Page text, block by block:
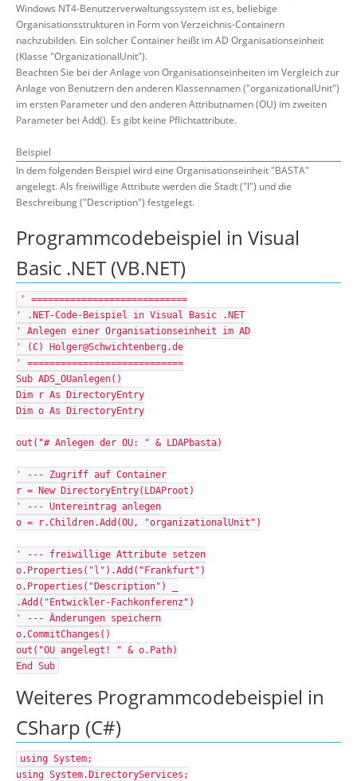
Windows NT4-Benutzerverwaltungssystem ist es, beliebige
Organisationsstrukturen in Form von Verzeichnis-Containern
nachzubilden. Ein solcher Container heißt im AD Organisationseinheit
(Klasse "OrganizationalUnit").
Beachten Sie bei der Anlage von Organisationseinheiten im Vergleich zur
Anlage von Benutzern den anderen Klassennamen ("organizationalUnit")
im ersten Parameter und den anderen Attributnamen (OU) im zweiten
Parameter bei Add(). Es gibt keine Pflichtattribute.
Beispiel
In dem folgenden Beispiel wird eine Organisationseinheit "BASTA"
angelegt. Als freiwillige Attribute werden die Stadt ("l") und die
Beschreibung ("Description") festgelegt.
Programmcodebeispiel in Visual
Basic .NET (VB.NET)
' ============================
' .NET-Code-Beispiel in Visual Basic .NET
' Anlegen einer Organisationseinheit im AD
' (C) Holger@Schwichtenberg.de
' ============================
Sub ADS_OUanlegen()
Dim r As DirectoryEntry
Dim o As DirectoryEntry
out("# Anlegen der OU: " & LDAPbasta)
' --- Zugriff auf Container
r = New DirectoryEntry(LDAProot)
' --- Untereintrag anlegen
o = r.Children.Add(OU, "organizationalUnit")
' --- freiwillige Attribute setzen
o.Properties("l").Add("Frankfurt")
o.Properties("Description") _
.Add("Entwickler-Fachkonferenz")
' --- Änderungen speichern
o.CommitChanges()
out("OU angelegt! " & o.Path)
End Sub
Weiteres Programmcodebeispiel in
CSharp (C#)
using System;
using System.DirectoryServices;